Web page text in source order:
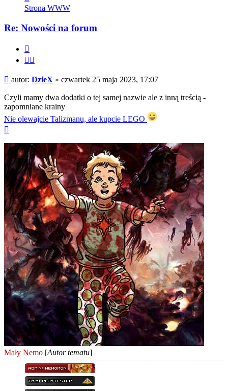
się
z
DzieX
Strona WWW
Re: Nowości na forum
Post
autor: DzieX » czwartek 25 maja 2023, 17:07
Czyli mamy dwa dodatki o tej samej nazwie ale z inną treścią -
zapomniane krainy
Nie olewajcie Talizmanu, ale kupcie LEGO
Mały Nemo [Autor tematu]